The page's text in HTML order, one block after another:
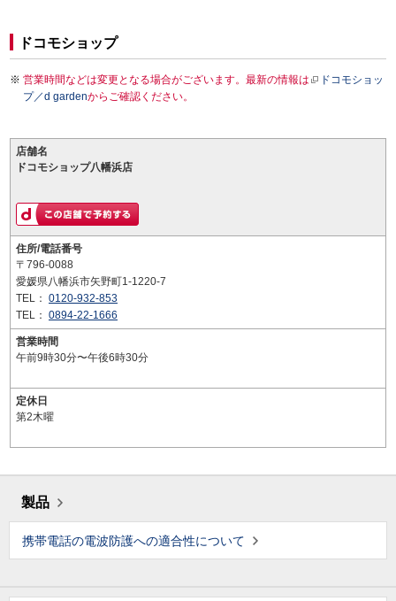
ドコモショップ
営業時間などは変更となる場合がございます。最新の情報は
ドコモショッ
プ／d gardenからご確認ください。
店舗名
ドコモショップ八幡浜店
住所/電話番号
〒796-0088
愛媛県八幡浜市矢野町1-1220-7
TEL： 0120-932-853
TEL： 0894-22-1666
営業時間
午前9時30分〜午後6時30分
定休日
第2木曜
製品
携帯電話の電波防護への適合性について